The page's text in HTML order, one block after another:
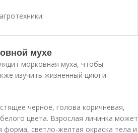
мухе
морковная муха, чтобы
изучить жизненный цикл и
черное, голова коричневая,
цвета. Взрослая личинка может
форма, светло-желтая окраска тела и